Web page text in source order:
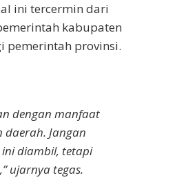
ini tercermin dari
kabupaten
pemerintah provinsi.
dengan manfaat
Jangan
diambil, tetapi
ujarnya tegas.